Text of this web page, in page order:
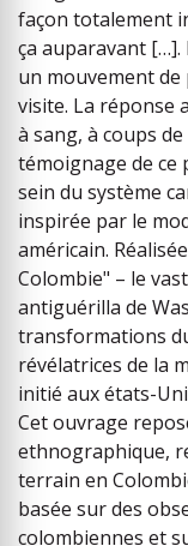
façon totalement
ça auparavant […].
un mouvement
visite. La réponse
à sang, à coups
témoignage de
sein du système
inspirée par le
américain.
Colombie" – le
antiguérilla de
transformations
révélatrices de la
initié aux états-
Cet ouvrage
ethnographique,
terrain en
basée sur des
colombiennes et